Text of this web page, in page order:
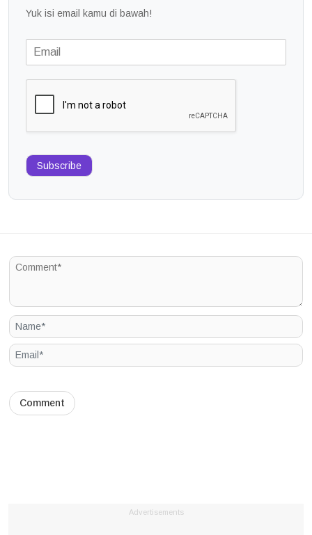
Yuk isi email kamu di bawah!
Subscribe
Advertisements